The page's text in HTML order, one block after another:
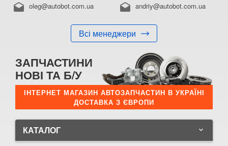
drafts oleg@autobot.com.ua
Всі менеджери
drafts andriy@autobot.com.ua
ЗАПЧАСТИНИ
НОВІ ТА Б/У
ІНТЕРНЕТ МАГАЗИН АВТОЗАПЧАСТИН В УКРАЇНІ
ДОСТАВКА З ЄВРОПИ
КАТАЛОГ keyboard_arrow_down